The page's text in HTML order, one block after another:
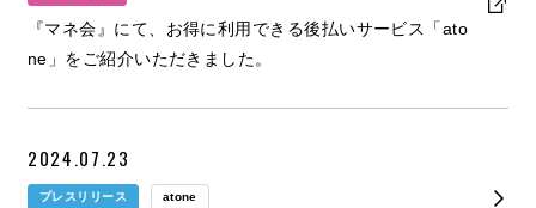
お問い合わせ
『マネ会』にて、お得に利用できる後払いサービス「ato
ne」をご紹介いただきました。
2024.07.23
プレスリリース atone